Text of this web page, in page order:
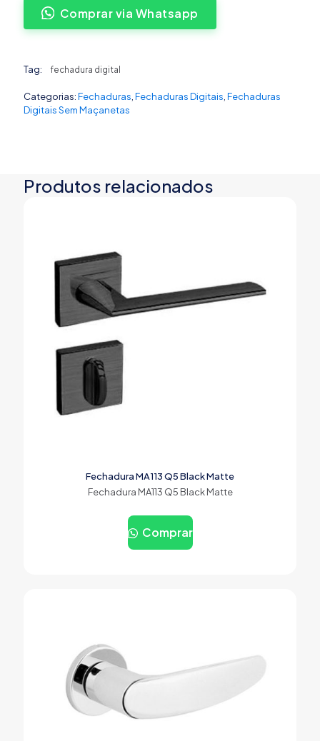
Comprar via Whatsapp
Tag: fechadura digital
Categorias:Fechaduras Fechaduras Digitais Fechaduras
Digitais Sem Maçanetas
Produtos relacionados
Fechadura MA113 Q5 Black Matte
Fechadura MA113 Q5 Black Matte
Comprar